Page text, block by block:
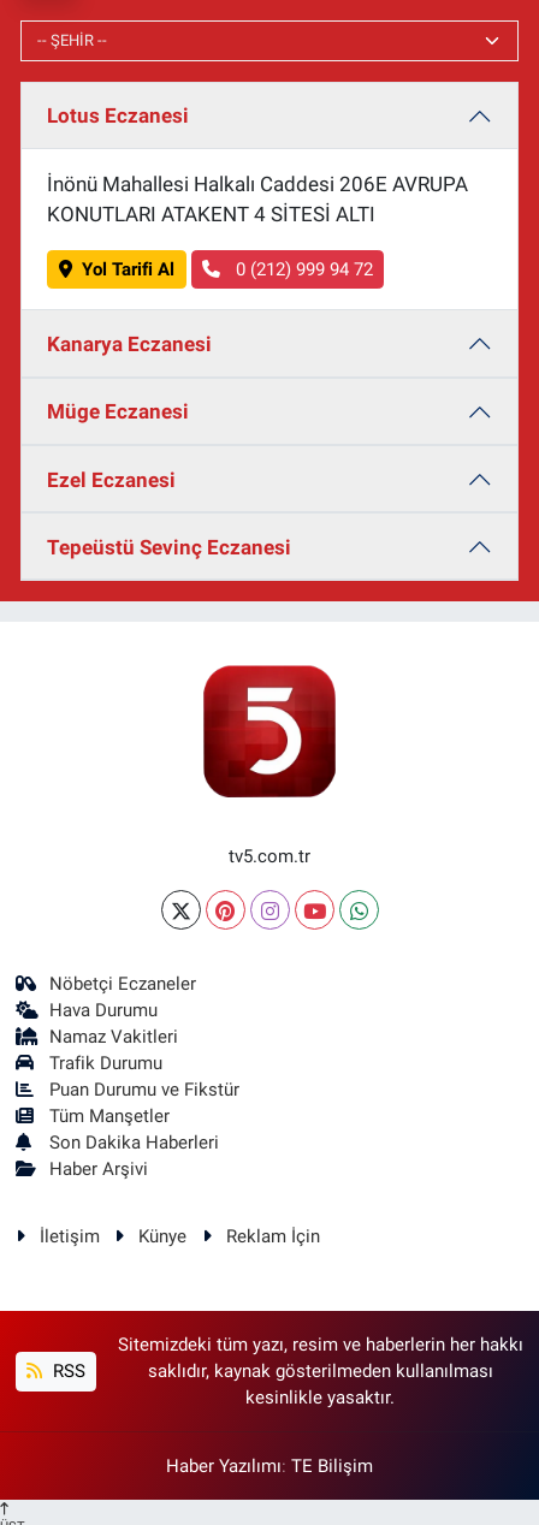
Lotus Eczanesi
İnönü Mahallesi Halkalı Caddesi 206E AVRUPA
KONUTLARI ATAKENT 4 SİTESİ ALTI
Yol Tarifi Al 0 (212) 999 94 72
Kanarya Eczanesi
Müge Eczanesi
Ezel Eczanesi
Tepeüstü Sevinç Eczanesi
tv5.com.tr
Nöbetçi Eczaneler
Hava Durumu
Namaz Vakitleri
Trafik Durumu
Puan Durumu ve Fikstür
Tüm Manşetler
Son Dakika Haberleri
Haber Arşivi
İletişim Künye Reklam İçin
RSS
Sitemizdeki tüm yazı, resim ve haberlerin her hakkı
saklıdır, kaynak gösterilmeden kullanılması
kesinlikle yasaktır.
Haber Yazılımı: TE Bilişim